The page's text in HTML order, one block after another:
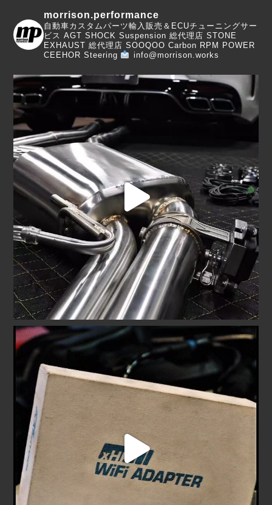
morrison.performance
自動車カスタムパーツ輸入販売＆ECUチューニングサー
ビス AGT SHOCK Suspension 総代理店 STONE
EXHAUST 総代理店 SOOQOO Carbon RPM POWER
CEEHOR Steering
info@morrison.works